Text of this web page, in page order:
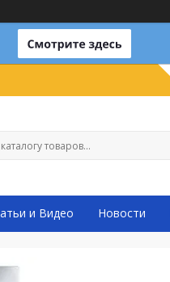
и Видео Новости